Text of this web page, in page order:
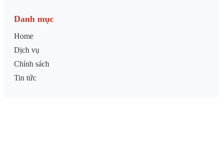
Danh mục
Home
Dịch vụ
Chính sách
Tin tức